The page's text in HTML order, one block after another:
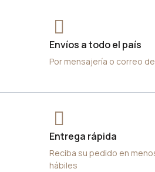
Envíos a todo el país
Por mensajería o correo
Entrega rápida
Reciba su pedido en
hábiles